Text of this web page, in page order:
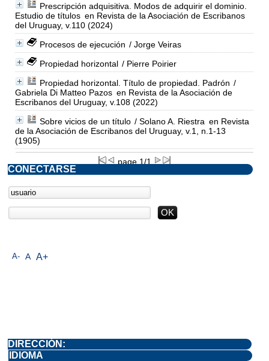
Prescripción adquisitiva. Modos de adquirir el dominio.
Estudio de títulos en Revista de la Asociación de Escribanos
del Uruguay, v.110 (2024)
Procesos de ejecución / Jorge Veiras
Propiedad horizontal / Pierre Poirier
Propiedad horizontal. Título de propiedad. Padrón /
Gabriela Di Matteo Pazos en Revista de la Asociación de
Escribanos del Uruguay, v.108 (2022)
Sobre vicios de un título / Solano A. Riestra en Revista
de la Asociación de Escribanos del Uruguay, v.1, n.1-13
(1905)
page 1/1
A- A A+
CONECTARSE
DIRECCIÓN:
IDIOMA